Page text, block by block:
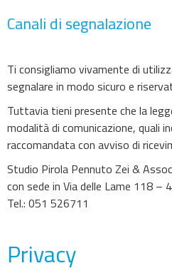
Canali di segnalazione
Ti consigliamo vivamente di
segnalare in modo sicuro e
Tuttavia tieni presente che la
modalità di comunicazione, quali
raccomandata con avviso di
Studio Pirola Pennuto Zei &
con sede in Via delle Lame 118 –
Tel.: 051 526711
Privacy